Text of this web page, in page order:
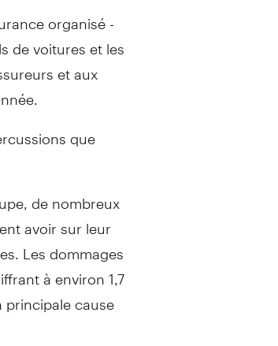
organisé -
de voitures et les
et aux
que
de nombreux
avoir sur leur
Les dommages
à environ 1,7
cause